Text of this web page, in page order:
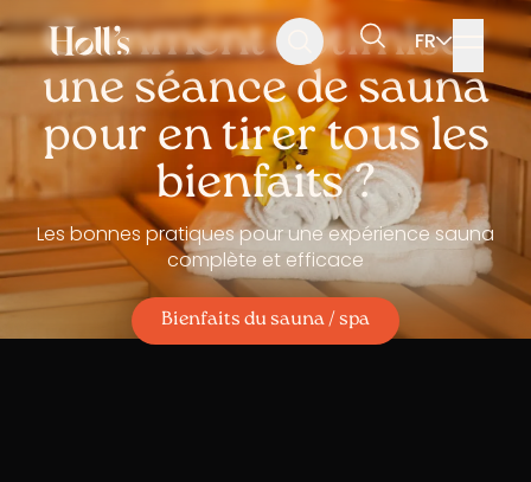
Aller
au
menu
Aller
au
contenu
Aller
au
pied
page
Rechercher FR
Comment optimiser
une séance de sauna
pour en tirer tous les
bienfaits ?
Les bonnes pratiques pour une expérience sauna
complète et efficace
Bienfaits du sauna / spa